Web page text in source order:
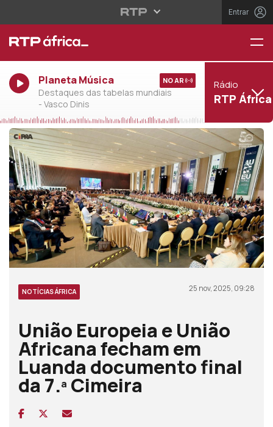
Entrar
Planeta Música
Destaques das tabelas mundiais
- Vasco Dinis
NO AR Rádio
RTP África
NOTÍCIAS ÁFRICA 25 nov, 2025, 09:28
União Europeia e União
Africana fecham em
Luanda documento final
da 7.ª Cimeira